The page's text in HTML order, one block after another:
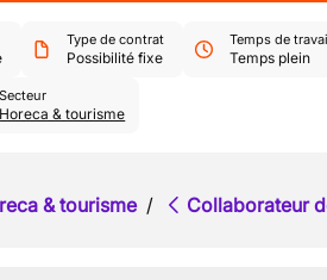
Type de contrat
Possibilité fixe
Temps de
Temps plein
Secteur
Horeca & tourisme
& tourisme / Collaborateur